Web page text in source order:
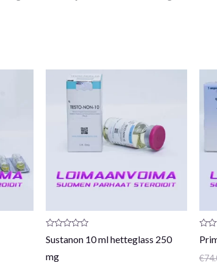
Produktanmeldelse:
0
5
Sustanon 10 ml hetteglass 250
mg
0
5
€